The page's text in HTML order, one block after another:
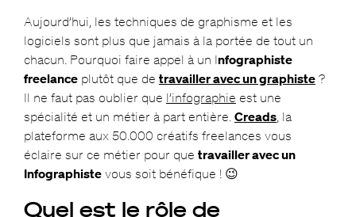
Aujourd’hui, les techniques de graphisme et les
logiciels sont plus que jamais à la portée de tout un
chacun. Pourquoi faire appel à un Infographiste
freelanceplutôt que de travailler avec un graphiste?
Il ne faut pas oublier que l’infographie est une
spécialité et un métier à part entière. Creads, la
plateforme aux 50.000 créatifs freelances vous
éclaire sur ce métier pour que travailler avec un
Infographistevous soit bénéfique ! 😉
Quel est le rôle de